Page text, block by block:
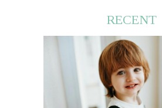
RECENT